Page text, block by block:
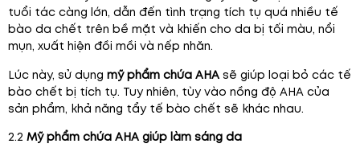
tuổi tác càng lớn, dẫn đến tình trạng tích tụ quá nhiều tế
bào da chết trên bề mặt và khiến cho da bị tối màu, nổi
mụn, xuất hiện đồi mồi và nếp nhăn.
Lúc này, sử dụng mỹ phẩm chứa AHA sẽ giúp loại bỏ các tế
bào chết bị tích tụ. Tuy nhiên, tùy vào nồng độ AHA của
sản phẩm, khả năng tẩy tế bào chết sẽ khác nhau.
2.2 Mỹ phẩm chứa AHA giúp làm sáng da